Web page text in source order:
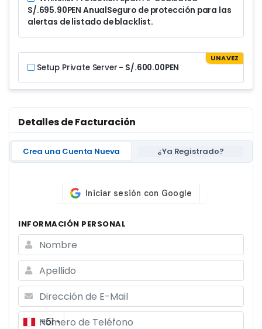
S/.695.90PEN AnualSeguro de protección para las
alertas de listado de blacklist.
Setup Private Server - S/.600.00PEN
UNA VEZ
Detalles de Facturación
Crea una Cuenta Nueva ¿Ya Registrado?
INFORMACIÓN PERSONAL
+51